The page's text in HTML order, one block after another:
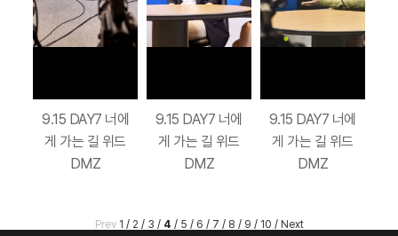
9.15 DAY7 너에
게 가는 길 위드
DMZ
9.15 DAY7 너에
게 가는 길 위드
DMZ
9.15 DAY7 너에
게 가는 길 위드
DMZ
Prev 1 / 2 / 3 / 4 / 5 / 6 / 7 / 8 / 9 / 10 / Next